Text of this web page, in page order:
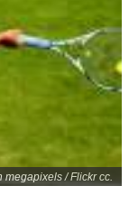
/ Flickr cc.